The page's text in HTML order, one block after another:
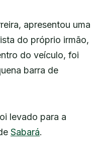
apresentou uma
do próprio irmão,
do veículo, foi
barra de
levado para a
Sabará.